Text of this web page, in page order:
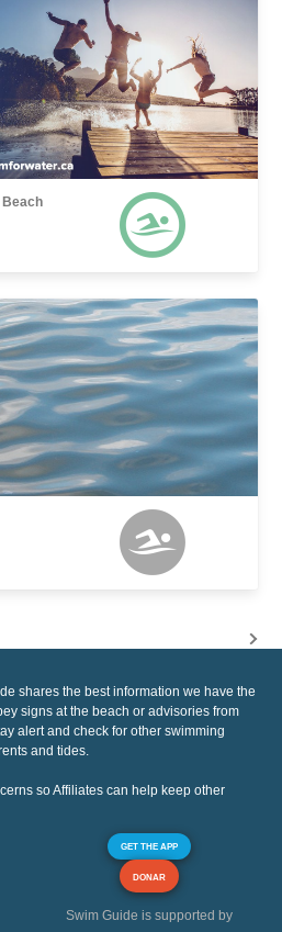
Beach
shares the best information we have the
signs at the beach or advisories from
alert and check for other swimming
and tides.
so Affiliates can help keep other
GET THE APP
DONAR
Swim Guide is supported by